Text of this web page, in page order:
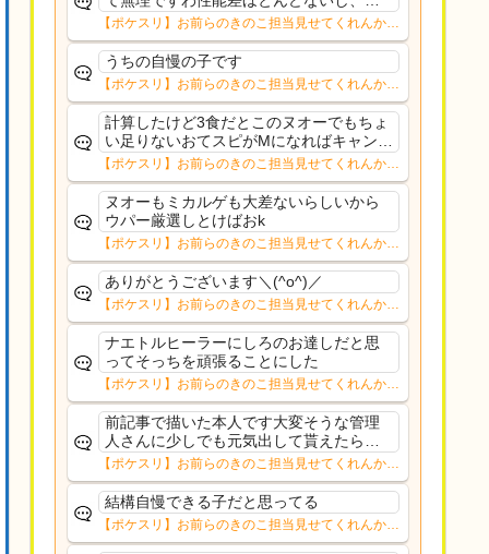
材タイプのスキルなら元気チャージの方
が嬉しいからヌオーになるよね
【ポケスリ】お前らのきのこ担当見せてくれんか…
うちの自慢の子です
【ポケスリ】お前らのきのこ担当見せてくれんか…
計算したけど3食だとこのヌオーでもちょ
い足りないおてスピがMになればキャンチ
ケ前提なら日給98個で足りる量幸いラグ
ラージ、バシャーモあたりがキノコ拾っ
てくる個体なら補助にはなる点か
【ポケスリ】お前らのきのこ担当見せてくれんか…
ヌオーもミカルゲも大差ないらしいから
ウパー厳選しとけばおk
【ポケスリ】お前らのきのこ担当見せてくれんか…
ありがとうございます＼(^o^)／
【ポケスリ】お前らのきのこ担当見せてくれんか…
ナエトルヒーラーにしろのお達しだと思
ってそっちを頑張ることにした
【ポケスリ】お前らのきのこ担当見せてくれんか…
前記事で描いた本人です大変そうな管理
人さんに少しでも元気出して貰えたらと
ノリで描いたおかメックスだったので言
及されると少し気恥ずかしいですが平常
通りに戻られたようで何よりですこれか
らも更新楽しみにして...
【ポケスリ】お前らのきのこ担当見せてくれんか…
結構自慢できる子だと思ってる
【ポケスリ】お前らのきのこ担当見せてくれんか…